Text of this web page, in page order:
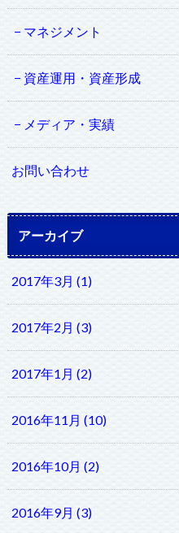
マネジメント
資産運用・資産形成
メディア・実績
お問い合わせ
アーカイブ
2017年3月 (1)
2017年2月 (3)
2017年1月 (2)
2016年11月 (10)
2016年10月 (2)
2016年9月 (3)